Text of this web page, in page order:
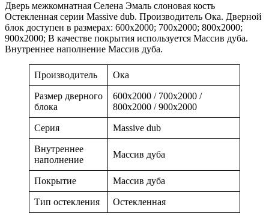
Дверь межкомнатная Селена Эмаль слоновая кость
Остекленная серии Massive dub. Производитель Ока. Дверной
блок доступен в размерах: 600x2000; 700x2000; 800x2000;
900x2000; В качестве покрытия используется Массив дуба.
Внутреннее наполнение Массив дуба.
Производитель Ока
Размер дверного
блока
600x2000 / 700x2000 /
800x2000 / 900x2000
Серия Massive dub
Внутреннее
наполнение
Массив дуба
Покрытие Массив дуба
Тип остекления Остекленная